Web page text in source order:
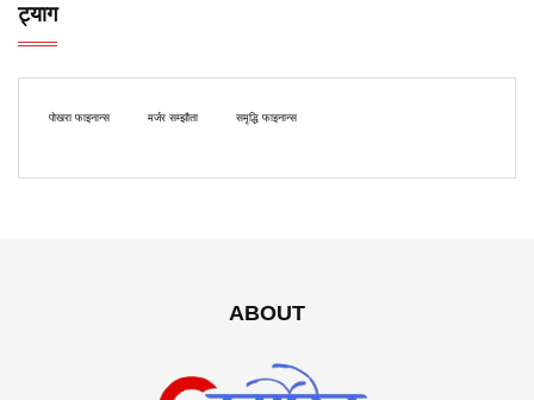
ट्याग
पोखरा फाइनान्स मर्जर सम्झौता समृद्धि फाइनान्स
ABOUT